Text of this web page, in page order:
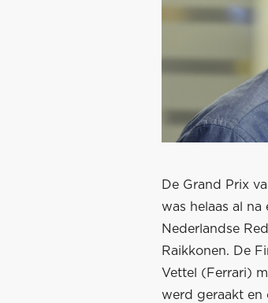
De Grand Prix
was helaas al
Nederlandse
Raikkonen. De
Vettel (Ferrari)
werd geraakt en